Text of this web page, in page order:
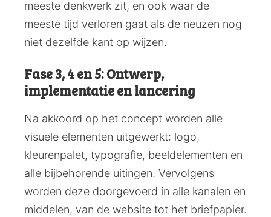
meeste denkwerk zit, en ook waar de
meeste tijd verloren gaat als de neuzen nog
niet dezelfde kant op wijzen.
Fase 3, 4 en 5: Ontwerp,
implementatie en lancering
Na akkoord op het concept worden alle
visuele elementen uitgewerkt: logo,
kleurenpalet, typografie, beeldelementen en
alle bijbehorende uitingen. Vervolgens
worden deze doorgevoerd in alle kanalen en
middelen, van de website tot het briefpapier.